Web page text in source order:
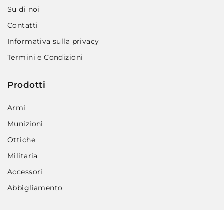
Su di noi
Contatti
Informativa sulla privacy
Termini e Condizioni
Prodotti
Armi
Munizioni
Ottiche
Militaria
Accessori
Abbigliamento